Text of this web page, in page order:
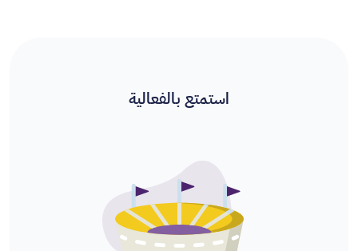
استمتع بالفعالية